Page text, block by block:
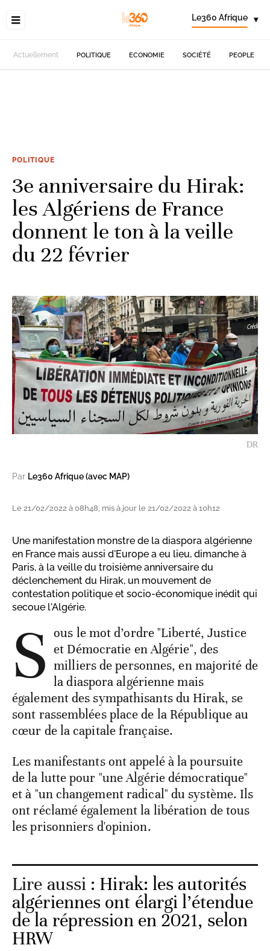
Le360 Afrique ▾
Actuellement POLITIQUE ECONOMIE SOCIÉTÉ PEOPLE
POLITIQUE
3e anniversaire du Hirak:
les Algériens de France
donnent le ton à la veille
du 22 février
DR
Par Le360 Afrique (avec MAP)
Le 21/02/2022 à 08h48, mis à jour le 21/02/2022 à 10h12
Une manifestation monstre de la diaspora algérienne
en France mais aussi d'Europe a eu lieu, dimanche à
Paris, à la veille du troisième anniversaire du
déclenchement du Hirak, un mouvement de
contestation politique et socio-économique inédit qui
secoue l'Algérie.
S ous le mot d’ordre "Liberté, Justice
et Démocratie en Algérie", des
milliers de personnes, en majorité de
la diaspora algérienne mais
également des sympathisants du Hirak, se
sont rassemblées place de la République au
cœur de la capitale française.
Les manifestants ont appelé à la poursuite
de la lutte pour "une Algérie démocratique"
et à "un changement radical" du système. Ils
ont réclamé également la libération de tous
les prisonniers d'opinion.
Lire aussi : Hirak: les autorités
algériennes ont élargi l’étendue
de la répression en 2021, selon
HRW